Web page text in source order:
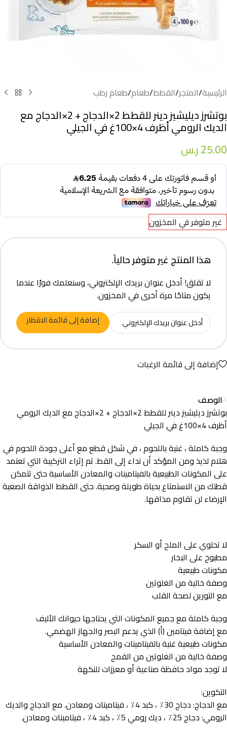
الرئيسية/المتجر/القطط/طعام/طعام رطب
بوتشرز ديليشيز دينر للقطط 2×الدجاج + 2×الدجاج مع
الديك الرومي أظرف 4×100غ في الجيلي
25.00ر.س
غير متوفر في المخزون
هذا المنتج غير متوفر حالياً.
لا تقلق! أدخل عنوان بريدك الإلكتروني، وسنعلمك فورًا عندما
يكون متاحًا مرة أخرى في المخزون.
إضافة إلى قائمة الانتظار
إضافة إلى قائمة الرغبات
الوصف
بوتشرز ديليشيز دينر للقطط 2×الدجاج + 2×الدجاج مع الديك الرومي
أظرف 4×100غ في الجيلي
وجبة كاملة ، غنية باللحوم ، في شكل قطع مع أعلى جودة اللحوم في
هلام لذيذ ومن المؤكد أن نداء إلى القط. تم إثراء التركيبة التي تعتمد
على المكونات الطبيعية بالفيتامينات والمعادن الأساسية حتى تتمكن
قطتك من الاستمتاع بحياة طويلة وصحية. حتى القطط الذواقة الصعبة
الإرضاء لن تقاوم مذاقها.
لا تحتوي على الملح أو السكر
مطبوخ على البخار
مكونات طبيعية
وصفة خالية من الغلوتين
مع التورين لصحة القلب
وجبة كاملة مع جميع المكونات التي يحتاجها حيوانك الأليف
مع إضافة فيتامين (أ) الذي يدعم البصر والجهاز الهضمي.
مكونات طبيعية غنية بالفيتامينات والمعادن الأساسية
وصفة خالية من الغلوتين من القمح
لا توجد مواد حافظة صناعية أو معززات للنكهة
التكوين:
مع الدجاج: دجاج 30٪ ، كبد 4٪ ، فيتامينات ومعادن. مع الدجاج والديك
الرومي: دجاج 25٪ ، ديك رومي 5٪ ، كبد 4٪ ، فيتامينات ومعادن.